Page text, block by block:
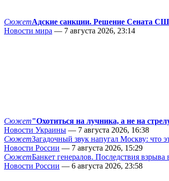
СюжетАдские санкции. Решение Сената
Новости мира — 7 августа 2026, 23:14
Сюжет"Охотиться на лучника, а не на
Новости Украины — 7 августа 2026, 16:38
СюжетЗагадочный звук напугал Москву: что
Новости России — 7 августа 2026, 15:29
СюжетБанкет генералов. Последствия взрыва
Новости России — 6 августа 2026, 23:58